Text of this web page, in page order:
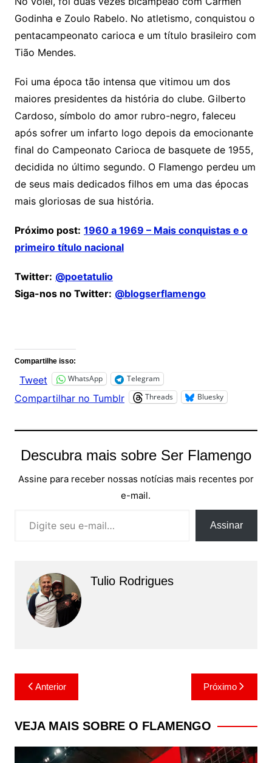
Godinha e Zoulo Rabelo. No atletismo, conquistou o
pentacampeonato carioca e um título brasileiro com
Tião Mendes.
Foi uma época tão intensa que vitimou um dos
maiores presidentes da história do clube. Gilberto
Cardoso, símbolo do amor rubro-negro, faleceu
após sofrer um infarto logo depois da emocionante
final do Campeonato Carioca de basquete de 1955,
decidida no último segundo. O Flamengo perdeu um
de seus mais dedicados filhos em uma das épocas
mais gloriosas de sua história.
Próximo post: 1960 a 1969 – Mais conquistas e o
primeiro título nacional
Twitter: @poetatulio
Siga-nos no Twitter: @blogserflamengo
Compartilhe isso:
Tweet WhatsApp Telegram
Compartilhar no Tumblr Threads Bluesky
Descubra mais sobre Ser Flamengo
Assine para receber nossas notícias mais recentes por
e-mail.
Assinar
Tulio Rodrigues
Navegação
de
Post
Anterior Próximo
VEJA MAIS SOBRE O FLAMENGO